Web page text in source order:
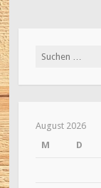
Suche
August 2026
M
D